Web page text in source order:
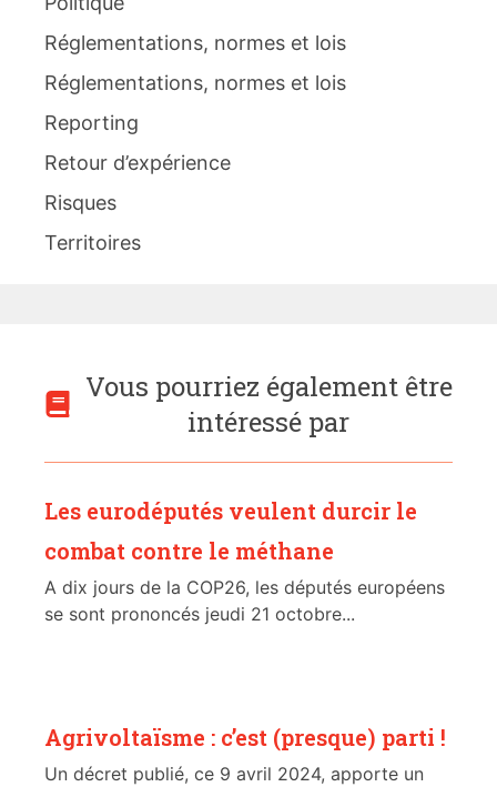
Réglementations, normes et lois
Réglementations, normes et lois
Reporting
Retour d’expérience
Risques
Territoires
Vous pourriez également être
intéressé par
Les eurodéputés veulent durcir le
combat contre le méthane
A dix jours de la COP26, les députés européens
se sont prononcés jeudi 21 octobre...
Agrivoltaïsme : c’est (presque) parti !
Un décret publié, ce 9 avril 2024, apporte un